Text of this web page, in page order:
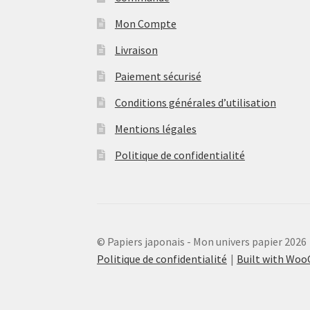
Mon Compte
Livraison
Paiement sécurisé
Conditions générales d’utilisation
Mentions légales
Politique de confidentialité
© Papiers japonais - Mon univers papier 2026
Politique de confidentialité
Built with